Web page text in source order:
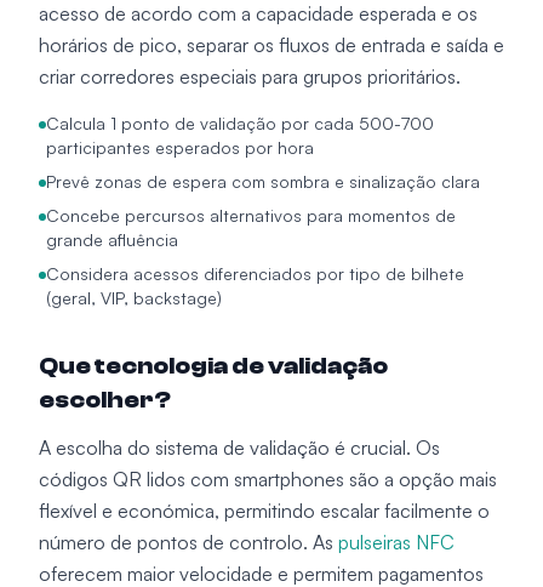
acesso de acordo com a capacidade esperada e os
horários de pico, separar os fluxos de entrada e saída e
criar corredores especiais para grupos prioritários.
Calcula 1 ponto de validação por cada 500-700
participantes esperados por hora
Prevê zonas de espera com sombra e sinalização clara
Concebe percursos alternativos para momentos de
grande afluência
Considera acessos diferenciados por tipo de bilhete
(geral, VIP, backstage)
Que tecnologia de validação
escolher?
A escolha do sistema de validação é crucial. Os
códigos QR lidos com smartphones são a opção mais
flexível e económica, permitindo escalar facilmente o
número de pontos de controlo. As pulseiras NFC
oferecem maior velocidade e permitem pagamentos